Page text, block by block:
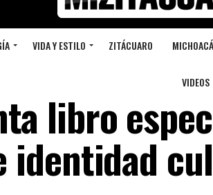
VIDA Y ESTILO ZITÁCUARO
VIDEOS
libro
identidad